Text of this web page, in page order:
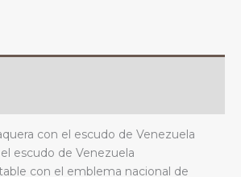
con el escudo de Venezuela
escudo de Venezuela
con el emblema nacional de